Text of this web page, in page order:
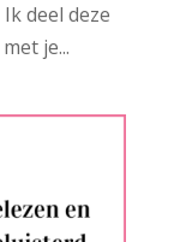
deel deze
je...